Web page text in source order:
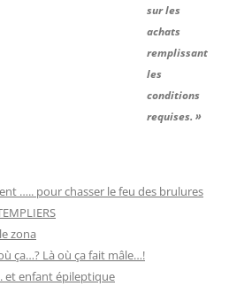
sur les
achats
remplissant
les
conditions
requises. »
….. pour chasser le feu des brulures
zona
où ça…? Là où ça fait mâle…!
et enfant épileptique